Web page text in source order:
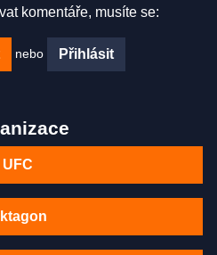
komentáře, musíte se:
nebo Přihlásit
UFC